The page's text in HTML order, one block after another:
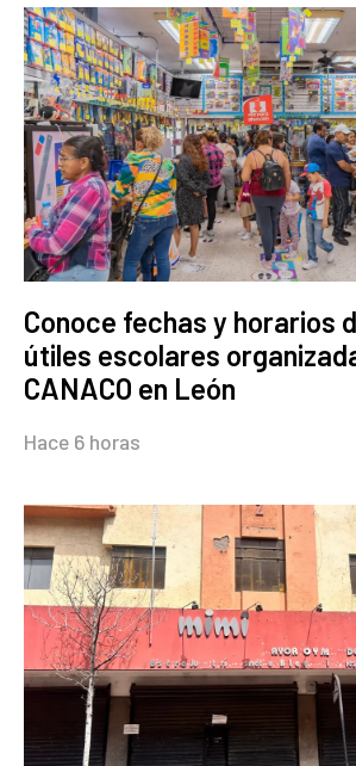
Conoce fechas y horarios
útiles escolares
CANACO en León
Hace 6 horas